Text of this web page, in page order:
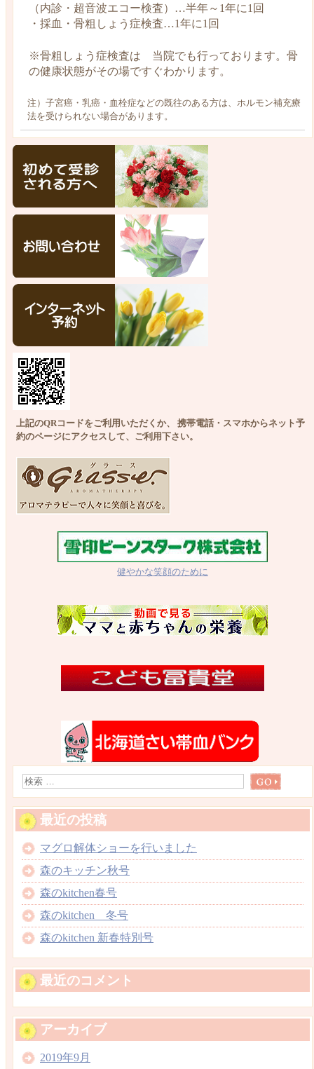
（内診・超音波エコー検査）…半年～1年に1回
・採血・骨粗しょう症検査…1年に1回
※骨粗しょう症検査は 当院でも行っております。骨
の健康状態がその場ですぐわかります。
注）子宮癌・乳癌・血栓症などの既往のある方は、ホルモン補充療
法を受けられない場合があります。
上記のQRコードをご利用いただくか、 携帯電話・スマホからネット予
約のページにアクセスして、ご利用下さい。
健やかな笑顔のために
最近の投稿
マグロ解体ショーを行いました
森のキッチン秋号
森のkitchen春号
森のkitchen 冬号
森のkitchen 新春特別号
最近のコメント
アーカイブ
2019年9月